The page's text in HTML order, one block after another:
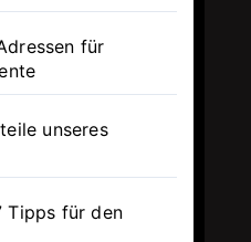
für
unseres
Tipps für den